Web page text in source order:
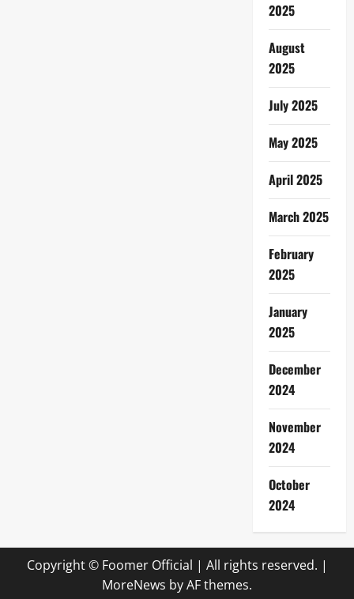
2025
August
2025
July 2025
May 2025
April 2025
March 2025
February
2025
January
2025
December
2024
November
2024
October
2024
Copyright © Foomer Official | All rights reserved. |
MoreNews by AF themes.